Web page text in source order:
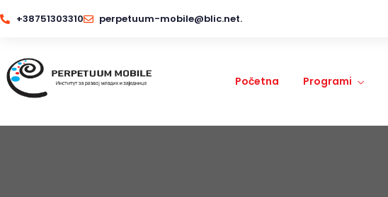
+38751303310 perpetuum-mobile@blic.net.
Početna Programi